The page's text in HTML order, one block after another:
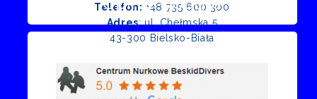
Telefon: +48 735 600 300
Adres: ul. Chełmska 5
43-300 Bielsko-Biała